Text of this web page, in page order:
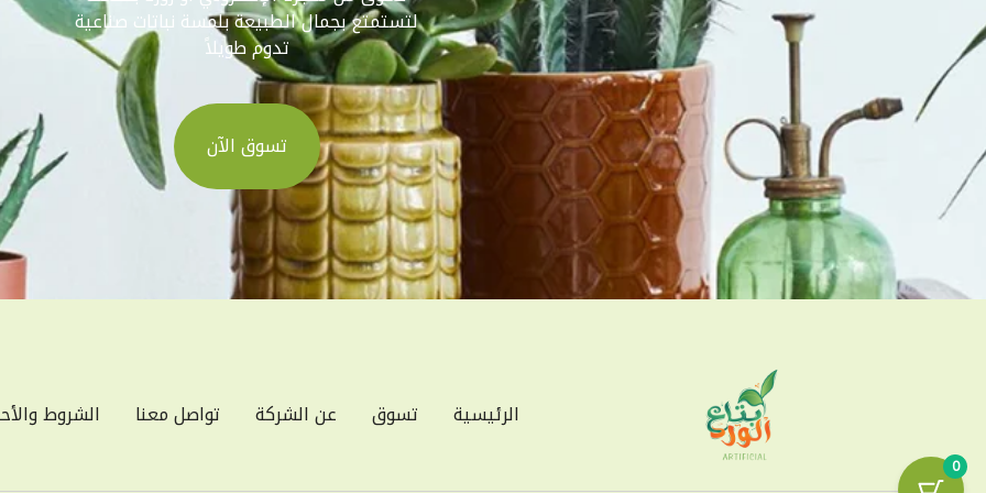
لتستمتع بجمال الطبيعة بلمسة نباتات صناعية
تدوم طويلاً
تسوق الآن
الرئيسية تسوق عن الشركة تواصل معنا الشروط
0